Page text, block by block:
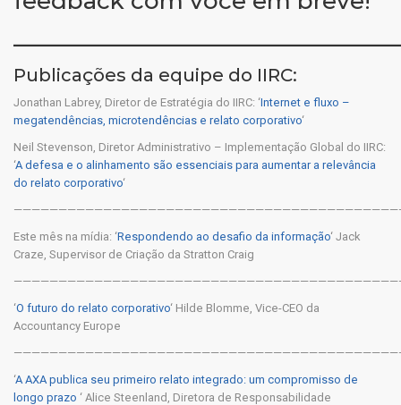
Publicações da equipe do IIRC:
Jonathan Labrey, Diretor de Estratégia do IIRC: ‘Internet e fluxo –
megatendências, microtendências e relato corporativo‘
Neil Stevenson, Diretor Administrativo – Implementação Global do IIRC:
‘A defesa e o alinhamento são essenciais para aumentar a relevância
do relato corporativo‘
Este mês na mídia: ‘Respondendo ao desafio da informação‘ Jack
Craze, Supervisor de Criação da Stratton Craig
‘O futuro do relato corporativo‘ Hilde Blomme, Vice-CEO da
Accountancy Europe
‘A AXA publica seu primeiro relato integrado: um compromisso de
longo prazo ‘ Alice Steenland, Diretora de Responsabilidade